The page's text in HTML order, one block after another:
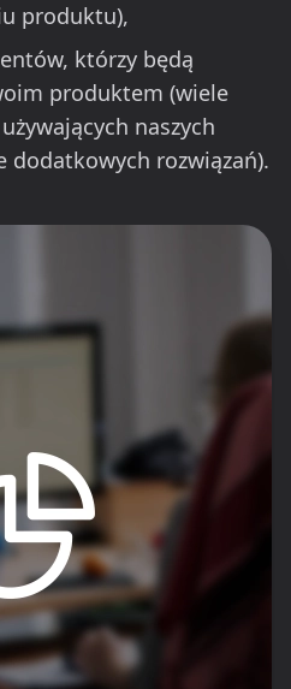
produktu),
którzy będą
produktem (wiele
naszych
rozwiązań).